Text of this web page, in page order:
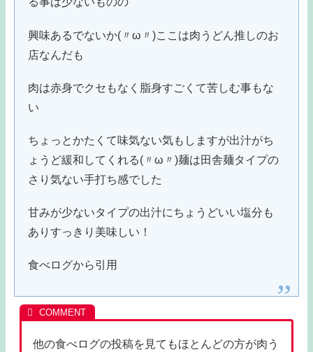
興味あるでないか(〃ω〃)ここは肉うどん推しのお
店なんだも
肉は赤身でクセもなく脂身すごくて苦しむ事もな
い
ちょっとかたくて味気ない気もしますが出汁がち
ょうど緩和してくれる(〃ω〃)麺は田舎麺タイプの
さり気ない手打ち感でした
甘みが少ないタイプの出汁にちょうどいい塩分も
ありすっきり美味しい！
食べログから引用
他の食べログの投稿を見てもほとんどの方が肉う